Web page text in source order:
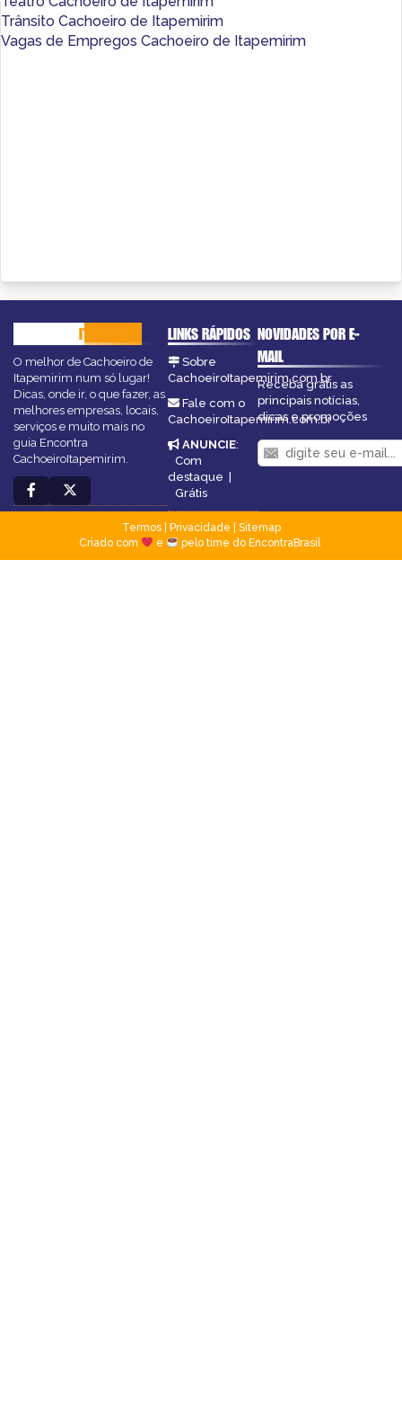
Trânsito Cachoeiro de Itapemirim
Vagas de Empregos Cachoeiro de Itapemirim
ITAPEMIRIM
O melhor de Cachoeiro de
Itapemirim num só lugar!
Dicas, onde ir, o que fazer, as
melhores empresas, locais,
serviços e muito mais no
guia Encontra
CachoeiroItapemirim.
LINKS RÁPIDOS
Sobre
CachoeiroItapemirim.com.br
Fale com o
CachoeiroItapemirim.com.br
ANUNCIE:
Com
destaque
Grátis
NOVIDADES POR E-
MAIL
Receba grátis as
principais notícias,
dicas e promoções
Termos| Privacidade
Sitemap
Criado com
e pelo time do EncontraBrasil